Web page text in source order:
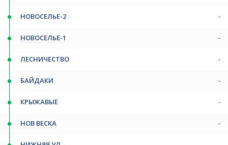
НОВОСЕЛЬЕ-2 -
НОВОСЕЛЬЕ-1 -
ЛЕСНИЧЕСТВО -
БАЙДАКИ -
КРЫЖАВЫЕ -
НОВ ВЕСКА -